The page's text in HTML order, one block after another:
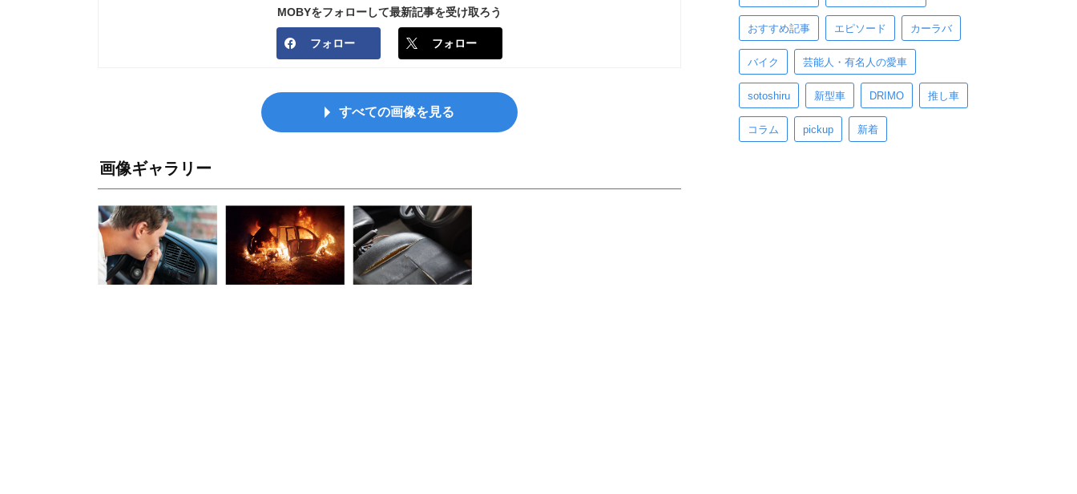
MOBYをフォローして最新記事を受け取ろう
フォロー フォロー
すべての画像を見る
画像ギャラリー
おすすめ記事 エピソード カーラバ
バイク 芸能人・有名人の愛車
sotoshiru 新型車 DRIMO 推し車
コラム pickup 新着